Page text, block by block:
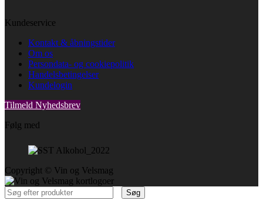
Kundeservice
Kontakt & åbningstider
Om os
Persondata- og cookiepolitik
Handelsbetingelser
Kundelogin
Tilmeld Nyhedsbrev
Følg med
Copyright © Vin og Velsmag
Søg